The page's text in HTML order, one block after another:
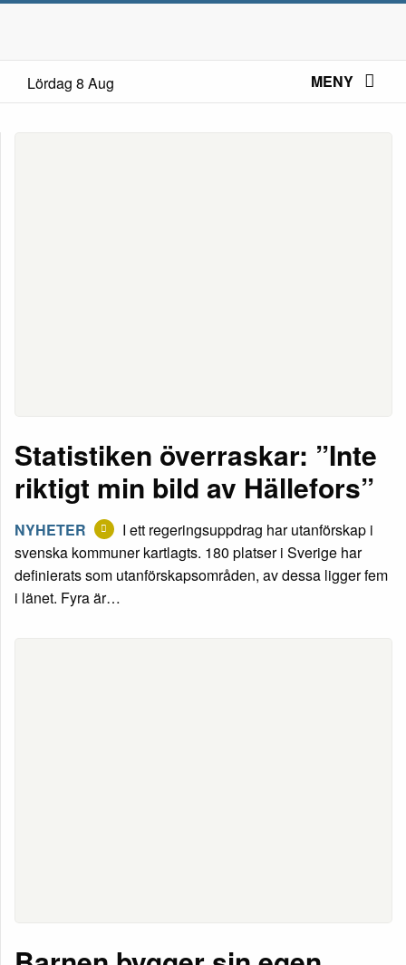
Lördag 8 Aug MENY
Statistiken överraskar: ”Inte
riktigt min bild av Hällefors”
NYHETER
I ett regeringsuppdrag har utanförskap i
svenska kommuner kartlagts. 180 platser i Sverige har
definierats som utanförskapsområden, av dessa ligger fem
i länet. Fyra är…